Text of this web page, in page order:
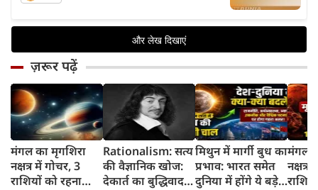
ज़रूर पढ़ें
मंगल का मृगशिरा
नक्षत्र में गोचर, 3
राशियों को रहना
Rationalism: सत्य
की वैज्ञानिक खोज:
देकार्त का बुद्धिवाद
मिथुन में मार्गी बुध का
प्रभाव: भारत समेत
दुनिया में होंगे ये बड़े
मंगल
नक्षत्र